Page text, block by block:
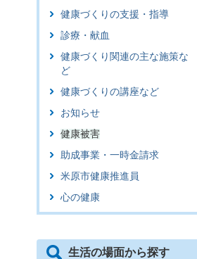
健康づくりの支援・指導
診療・献血
健康づくり関連の主な施策な
ど
健康づくりの講座など
お知らせ
健康被害
助成事業・一時金請求
米原市健康推進員
心の健康
生活の場面から探す